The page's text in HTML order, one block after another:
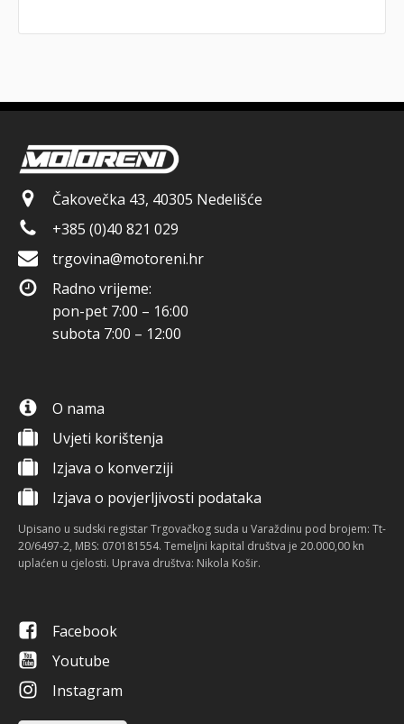
Čakovečka 43, 40305 Nedelišće
+385 (0)40 821 029
trgovina@motoreni.hr
Radno vrijeme:
pon-pet 7:00 – 16:00
subota 7:00 – 12:00
O nama
Uvjeti korištenja
Izjava o konverziji
Izjava o povjerljivosti podataka
Upisano u sudski registar Trgovačkog suda u Varaždinu pod brojem: Tt-
20/6497-2, MBS: 070181554. Temeljni kapital društva je 20.000,00 kn
uplaćen u cjelosti. Uprava društva: Nikola Košir.
Facebook
Youtube
Instagram